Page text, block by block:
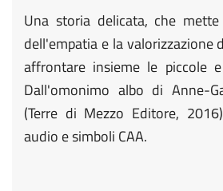
Una storia delicata, che
dell'empatia e la valorizzazione
affrontare insieme le piccole
Dall'omonimo albo di Anne-
(Terre di Mezzo Editore,
audio e simboli CAA.